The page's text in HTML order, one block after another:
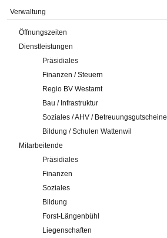
Verwaltung
Öffnungszeiten
Dienstleistungen
Präsidiales
Finanzen / Steuern
Regio BV Westamt
Bau / Infrastruktur
Soziales / AHV / Betreuungsgutscheine
Bildung / Schulen Wattenwil
Mitarbeitende
Präsidiales
Finanzen
Soziales
Bildung
Forst-Längenbühl
Liegenschaften